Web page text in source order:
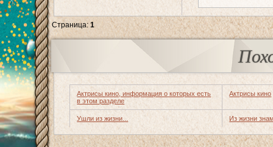
Страница:1
Актрисы кино, информация о которых есть
в этом разделе
Актрисы кино
Ушли из жизни... Из жизни